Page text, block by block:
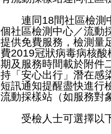
連同18間社區檢測
個社區檢測中心／流動
提供免費服務，檢測量
費2019冠狀病毒病核
期及服務時間載於附件
持「安心出行」潛在感
短訊通知提醒盡快進行
流動採樣站（如服務對
受檢人士可選擇以